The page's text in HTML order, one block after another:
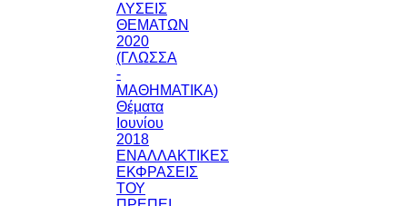
ΛΥΣΕΙΣ
ΘΕΜΑΤΩΝ
2020
(ΓΛΩΣΣΑ
-
ΜΑΘΗΜΑΤΙΚΑ)
Θέματα
Ιουνίου
2018
ΕΝΑΛΛΑΚΤΙΚΕΣ
ΕΚΦΡΑΣΕΙΣ
ΤΟΥ